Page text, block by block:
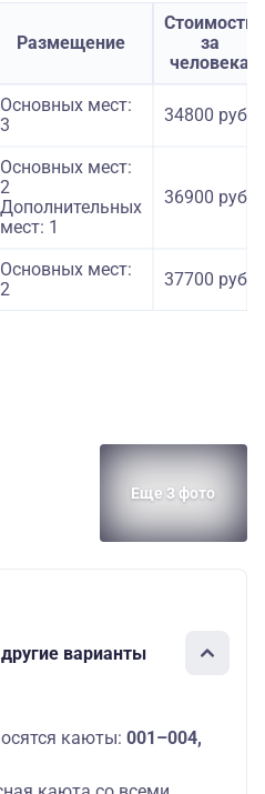
Размещение
Стоимость
за
человека
Основных мест:
3
34800 руб.
Основных мест:
2
Дополнительных
мест: 1
36900 руб.
Основных мест:
2
37700 руб.
Еще 3 фото
варианты
каюты: 001–004,